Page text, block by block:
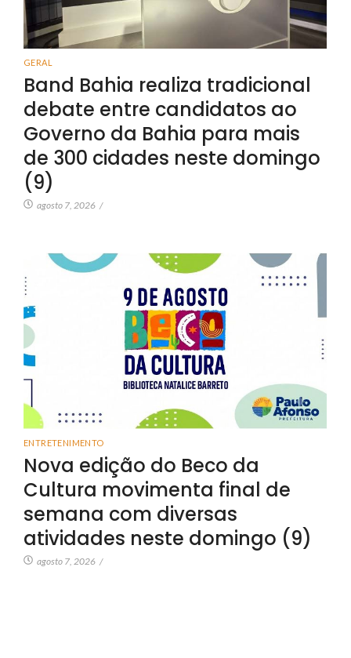
GERAL
Band Bahia realiza tradicional
debate entre candidatos ao
Governo da Bahia para mais
de 300 cidades neste domingo
(9)
agosto 7, 2026 /
ENTRETENIMENTO
Nova edição do Beco da
Cultura movimenta final de
semana com diversas
atividades neste domingo (9)
agosto 7, 2026 /